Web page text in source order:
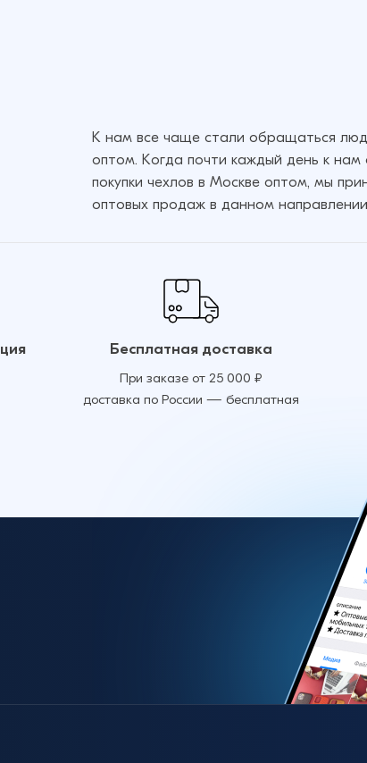
К нам все чаще стали обращаться
оптом. Когда почти каждый день к
покупки чехлов в Москве оптом, мы
оптовых продаж в данном
Бесплатная доставка
При заказе от 25 000 ₽
доставка по России — бесплатная